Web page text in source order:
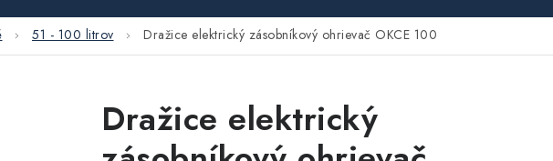
51 - 100 litrov
Dražice elektrický zásobníkový ohrievač OKCE 100
Dražice elektrický